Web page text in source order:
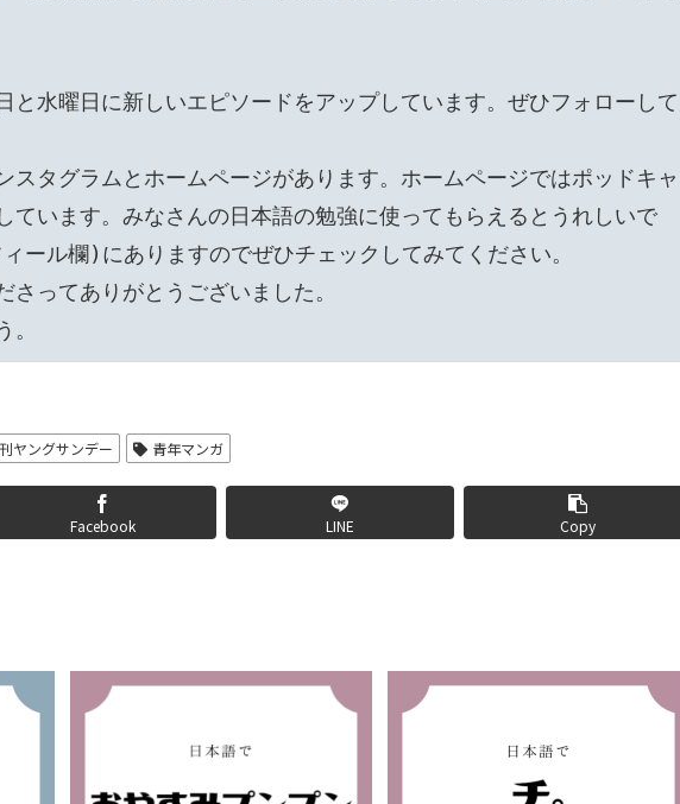
と水曜日に新しいエピソードをアップしています。ぜひフォローして
スタグラムとホームページがあります。ホームページではポッドキャ
ています。みなさんの日本語の勉強に使ってもらえるとうれしいで
ール欄)にありますのでぜひチェックしてみてください。
ってありがとうございました。
ヤングサンデー 青年マンガ
Facebook LINE Copy